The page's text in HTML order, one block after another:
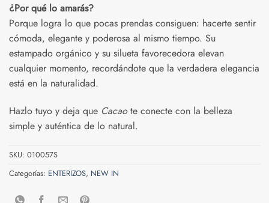
¿Por qué lo amarás?
Porque logra lo que pocas prendas consiguen: hacerte sentir
cómoda, elegante y poderosa al mismo tiempo. Su
estampado orgánico y su silueta favorecedora elevan
cualquier momento, recordándote que la verdadera elegancia
está en la naturalidad.
Hazlo tuyo y deja que Cacaote conecte con la belleza
simple y auténtica de lo natural.
SKU: 010057S
Categorías: ENTERIZOS, NEW IN